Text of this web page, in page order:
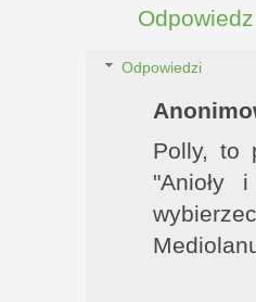
Odpowiedz
Odpowiedzi
Polly, to
"Anioły